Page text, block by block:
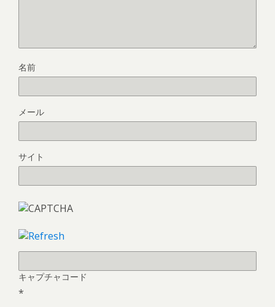
名前
メール
サイト
キャプチャコード
*